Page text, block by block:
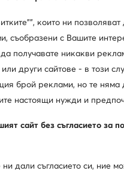
които ни позволяват
съобразени с Вашите
получавате никакви
други сайтове - в този
брой реклами, но те няма
настоящи нужди и
сайт без съгласието за
ни дали съгласието си, ние